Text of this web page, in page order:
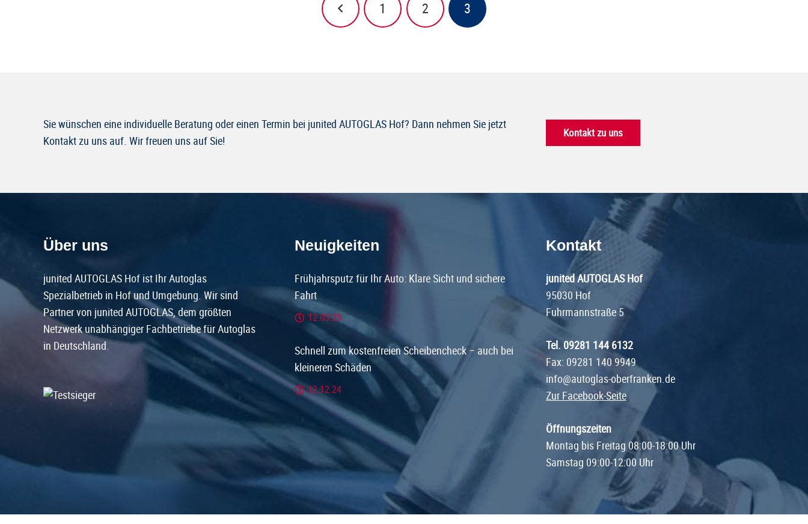
1 2 3
Sie wünschen eine individuelle Beratung oder einen Termin bei junited AUTOGLAS Hof? Dann nehmen Sie jetzt
Kontakt zu uns auf. Wir freuen uns auf Sie!
Kontakt zu uns
Über uns
junited AUTOGLAS Hof ist Ihr Autoglas
Spezialbetrieb in Hof und Umgebung. Wir sind
Partner von junited AUTOGLAS, dem größten
Netzwerk unabhängiger Fachbetriebe für Autoglas
in Deutschland.
Neuigkeiten
Frühjahrsputz für Ihr Auto: Klare Sicht und sichere
Fahrt
12.03.25
Schnell zum kostenfreien Scheibencheck – auch bei
kleineren Schäden
12.12.24
Kontakt
junited AUTOGLAS Hof
95030 Hof
Fuhrmannstraße 5
Tel. 09281 144 6132
Fax: 09281 140 9949
info@autoglas-oberfranken.de
Zur Facebook-Seite
Öffnungszeiten
Montag bis Freitag 08:00-18:00 Uhr
Samstag 09:00-12:00 Uhr